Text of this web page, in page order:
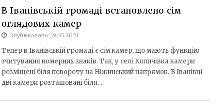
В Іванівській громаді встановлено сім
оглядових камер
Опубліковано: 19.05.2021
Тепер в Іванівській громаді є сім камер, що мають функцію
зчитування номерних знаків. Так, у селі Количівка камери
розміщені біля повороту на Ніжинський напрямок. В Іванівці
дві камери розташовані біля…